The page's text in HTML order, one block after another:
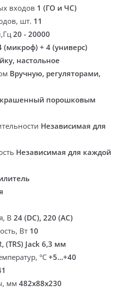
входов 1 (ГО и ЧС)
шт. 11
20 - 20000
(микроф) + 4 (универс)
настольное
Вручную, регуляторами,
порошковым
Независимая для
Независимая для каждой
В 24 (DC), 220 (AC)
Вт 10
(TRS) Jack 6,3 мм
°С +5...+40
мм 482х88х230